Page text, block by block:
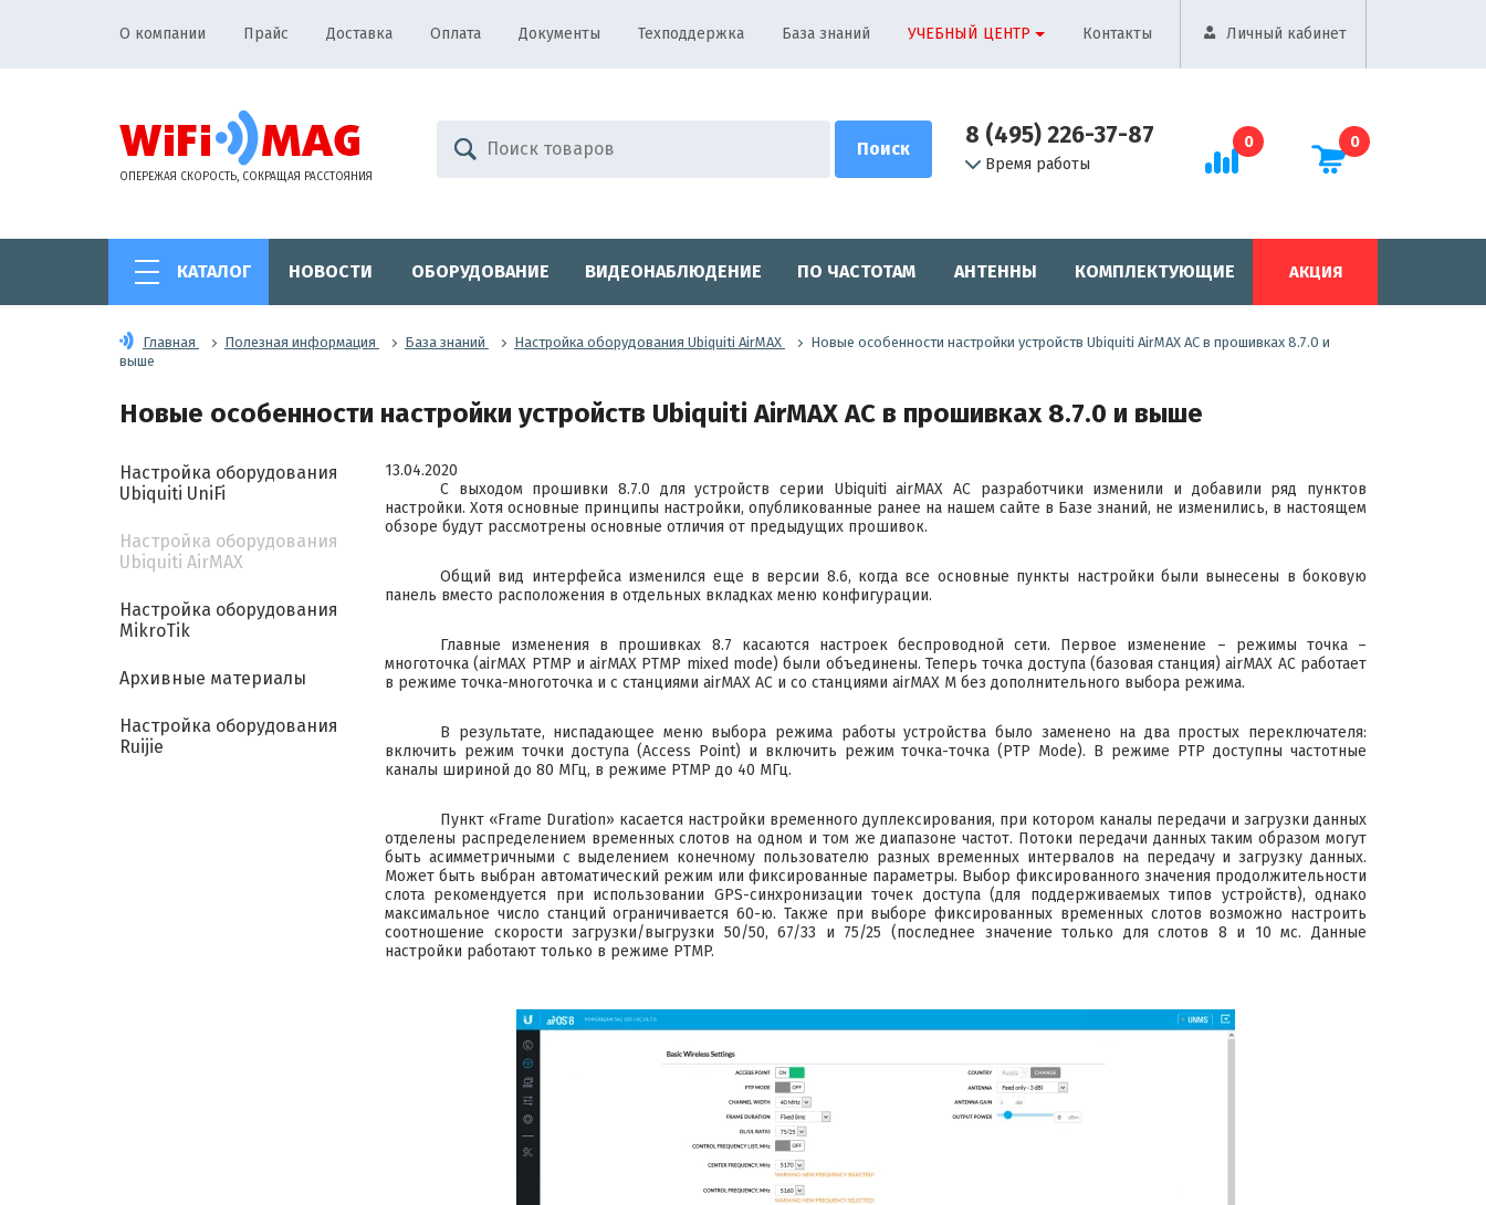
О компании Прайс Доставка Оплата Документы Техподдержка База знаний УЧЕБНЫЙ ЦЕНТР Контакты Личный кабинет
ОПЕРЕЖАЯ СКОРОСТЬ, СОКРАЩАЯ РАССТОЯНИЯ
8 (495) 226-37-87
Время работы
0 0
КАТАЛОГ НОВОСТИ ОБОРУДОВАНИЕ ВИДЕОНАБЛЮДЕНИЕ ПО ЧАСТОТАМ АНТЕННЫ КОМПЛЕКТУЮЩИЕ АКЦИЯ
Главная Полезная информация База знаний Настройка оборудования Ubiquiti AirMAX
Новые особенности настройки устройств Ubiquiti AirMAX AC в прошивках 8.7.0 и
выше
Новые особенности настройки устройств Ubiquiti AirMAX AC в прошивках 8.7.0 и выше
13.04.2020
С выходом прошивки 8.7.0 для устройств серии Ubiquiti airMAX AC разработчики изменили и добавили ряд пунктов
настройки. Хотя основные принципы настройки, опубликованные ранее на нашем сайте в Базе знаний, не изменились, в настоящем
обзоре будут рассмотрены основные отличия от предыдущих прошивок.
Общий вид интерфейса изменился еще в версии 8.6, когда все основные пункты настройки были вынесены в боковую
панель вместо расположения в отдельных вкладках меню конфигурации.
Главные изменения в прошивках 8.7 касаются настроек беспроводной сети. Первое изменение – режимы точка –
многоточка (airMAX PTMP и airMAX PTMP mixed mode) были объединены. Теперь точка доступа (базовая станция) airMAX AC работает
в режиме точка-многоточка и с станциями airMAX AC и со станциями airMAX М без дополнительного выбора режима.
В результате, ниспадающее меню выбора режима работы устройства было заменено на два простых переключателя:
включить режим точки доступа (Access Point) и включить режим точка-точка (PTP Mode). В режиме PTP доступны частотные
каналы шириной до 80 МГц, в режиме PTMP до 40 МГц.
Пункт «Frame Duration» касается настройки временного дуплексирования, при котором каналы передачи и загрузки данных
отделены распределением временных слотов на одном и том же диапазоне частот. Потоки передачи данных таким образом могут
быть асимметричными с выделением конечному пользователю разных временных интервалов на передачу и загрузку данных.
Может быть выбран автоматический режим или фиксированные параметры. Выбор фиксированного значения продолжительности
слота рекомендуется при использовании GPS-синхронизации точек доступа (для поддерживаемых типов устройств), однако
максимальное число станций ограничивается 60-ю. Также при выборе фиксированных временных слотов возможно настроить
соотношение скорости загрузки/выгрузки 50/50, 67/33 и 75/25 (последнее значение только для слотов 8 и 10 мс. Данные
настройки работают только в режиме PTMP.
Настройка оборудования
Ubiquiti UniFi
Настройка оборудования
Ubiquiti AirMAX
Настройка оборудования
MikroTik
Архивные материалы
Настройка оборудования
Ruijie